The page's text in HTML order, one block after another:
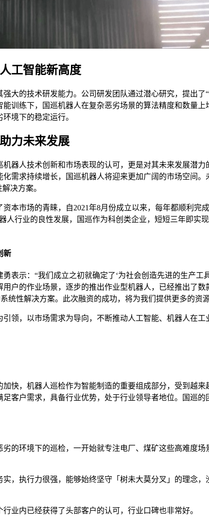
工智能新高度
强大的技术研发能力。公司研发团队通过潜心研究，提出
训练下，国巡机器人在复杂恶劣场景的算法精度和数量
境下的稳定运行。
力未来发展
器人技术创新和市场表现的认可，更是对其未来发展潜
需求持续增长，国巡机器人将迎来更加广阔的市场空间
决方案。
本市场的青睐，自2021年8月份成立以来，每年都顺利
人行业的良性发展，国巡作为科创类企业，短短三年即实
新
表示：“我们成立之初就确定了‘为社会创造先进的生产
户的作业场景，逐步的推出作业型机器人，已经推出了
统性解决方案。此次融资的成功，将为我们提供更多的资
领，以市场需求为导向，不断推动人工智能、机器人在
快，机器人巡检作为智能制造的重要组成部分，受到越
客户需求，具备行业优势，处于行业领导者地位。国巡
的环境下的巡检，一开始就专注电厂、煤矿这些高难度
，执行力很强，能够始终坚守「树未大莫分叉」的理念
业内已经获得了头部客户的认可，行业口碑也非常好。